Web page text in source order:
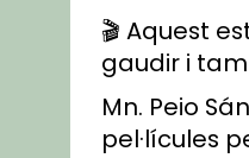
🎬 Aquest
gaudir i
Mn. Peio
pel·lícules